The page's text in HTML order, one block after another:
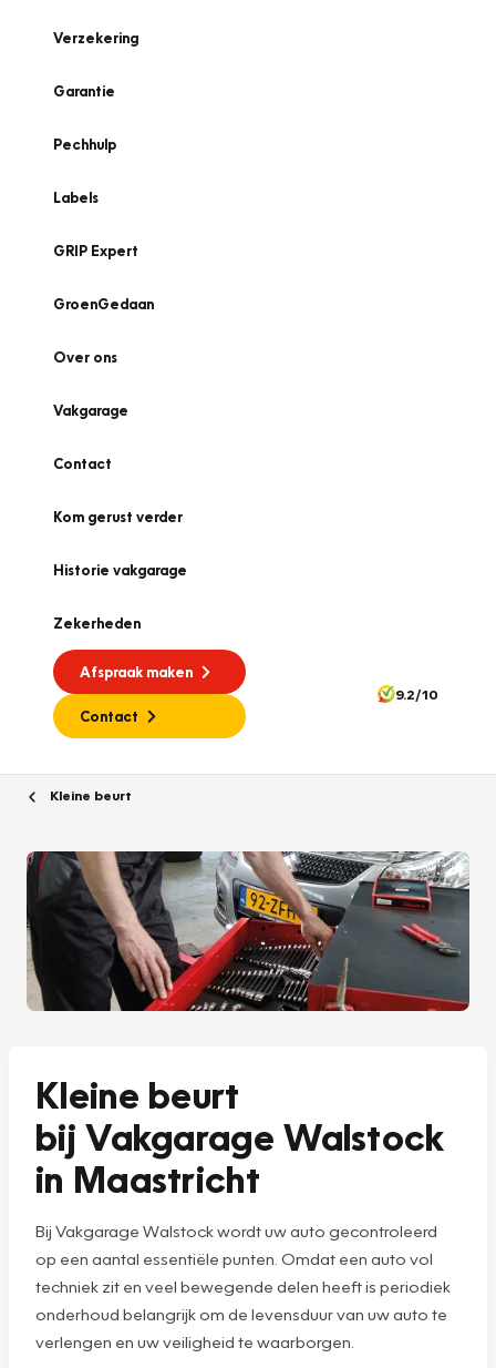
Verzekering
Garantie
Pechhulp
Labels
GRIP Expert
GroenGedaan
Over ons
Vakgarage
Contact
Kom gerust verder
Historie vakgarage
Zekerheden
Afspraak maken
Contact
9.2/10
Kleine beurt
Kleine beurt
bij Vakgarage Walstock
in Maastricht
Bij Vakgarage Walstock wordt uw auto gecontroleerd
op een aantal essentiële punten. Omdat een auto vol
techniek zit en veel bewegende delen heeft is periodiek
onderhoud belangrijk om de levensduur van uw auto te
verlengen en uw veiligheid te waarborgen.